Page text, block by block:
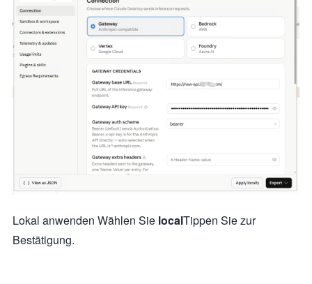
Lokal anwenden Wählen Sie localTippen Sie zur
Bestätigung.